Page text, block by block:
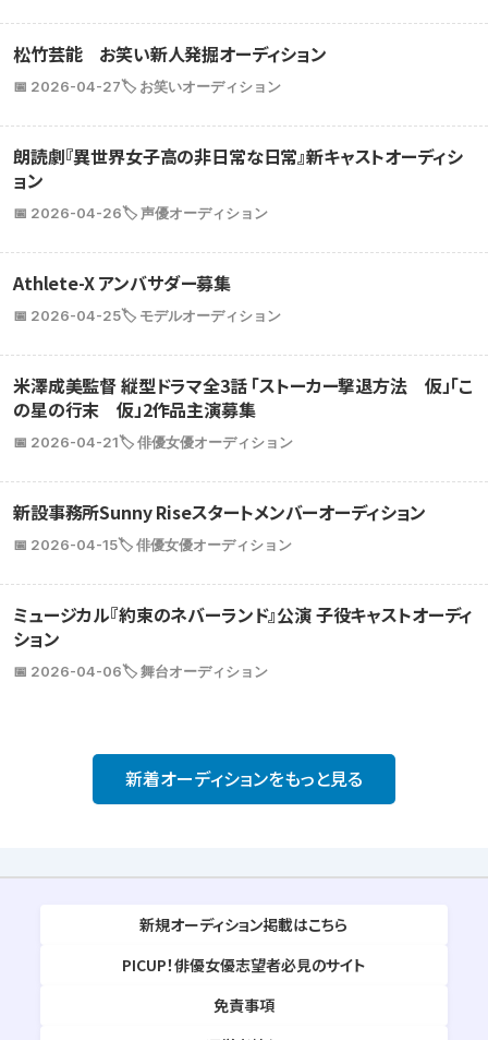
松竹芸能 お笑い新人発掘オーディション
📅 2026-04-27🏷️ お笑いオーディション
朗読劇『異世界女子高の非日常な日常』新キャストオーディシ
ョン
📅 2026-04-26🏷️ 声優オーディション
Athlete-X アンバサダー募集
📅 2026-04-25🏷️ モデルオーディション
米澤成美監督 縦型ドラマ全3話 「ストーカー撃退方法 仮」「こ
の星の行末 仮」2作品主演募集
📅 2026-04-21🏷️ 俳優女優オーディション
新設事務所Sunny Riseスタートメンバーオーディション
📅 2026-04-15🏷️ 俳優女優オーディション
ミュージカル『約束のネバーランド』公演 子役キャストオーディ
ション
📅 2026-04-06🏷️ 舞台オーディション
新着オーディションをもっと見る
新規オーディション掲載はこちら
PICUP！俳優女優志望者必見のサイト
免責事項